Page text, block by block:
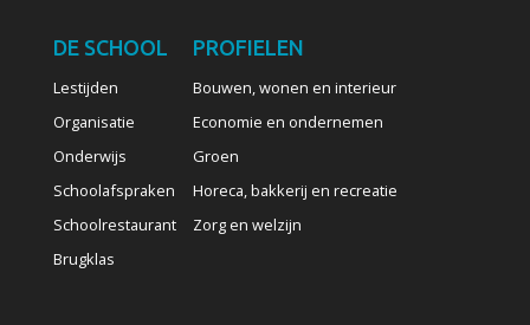
DE SCHOOL
Lestijden
Organisatie
Onderwijs
Schoolafspraken
Schoolrestaurant
Brugklas
PROFIELEN
Bouwen, wonen en interieur
Economie en ondernemen
Groen
Horeca, bakkerij en recreatie
Zorg en welzijn